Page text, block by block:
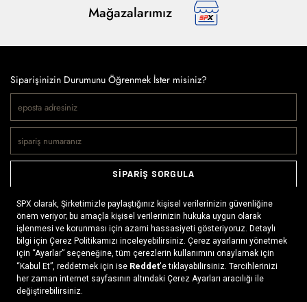
Mağazalarımız
Siparişinizin Durumunu Öğrenmek İster misiniz?
SİPARİŞ SORGULA
Doğaya ve spora tutkuyla bağlı olanların markası SPX, çeşitli
kategorilerde sunduğu spor giyim ürünleri, outdoor ayakkabılar,
ekipman ve aksesuarlar ile, her yerde ve her koşulda doğayla
buluşmayı mümkün kılıyor. Daima aktif bir yaşam tarzını
benimseyenlerin ihtiyaç duyabileceği her şey, SPX’in online
mağazasında ziyaretçilerin beğenisine sunuluyor.